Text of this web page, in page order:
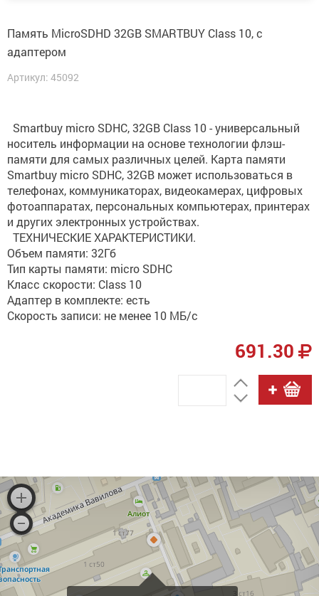
Память MicroSDHD 32GB SMARTBUY Class 10, с
адаптером
Артикул: 45092
Smartbuy micro SDHC, 32GB Class 10 - универсальный
носитель информации на основе технологии флэш-
памяти для самых различных целей. Карта памяти
Smartbuy micro SDHC, 32GB может использоваться в
телефонах, коммуникаторах, видеокамерах, цифровых
фотоаппаратах, персональных компьютерах, принтерах
и других электронных устройствах.
ТЕХНИЧЕСКИЕ ХАРАКТЕРИСТИКИ.
Объем памяти: 32Гб
Тип карты памяти: micro SDHC
Класс скорости: Class 10
Адаптер в комплекте: есть
Скорость записи: не менее 10 МБ/с
691.30